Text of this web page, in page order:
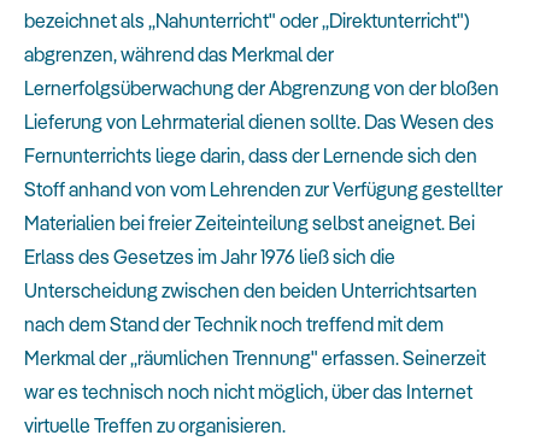
bezeichnet als „Nahunterricht" oder „Direktunterricht")
abgrenzen, während das Merkmal der
Lernerfolgsüberwachung der Abgrenzung von der bloßen
Lieferung von Lehrmaterial dienen sollte. Das Wesen des
Fernunterrichts liege darin, dass der Lernende sich den
Stoff anhand von vom Lehrenden zur Verfügung gestellter
Materialien bei freier Zeiteinteilung selbst aneignet. Bei
Erlass des Gesetzes im Jahr 1976 ließ sich die
Unterscheidung zwischen den beiden Unterrichtsarten
nach dem Stand der Technik noch treffend mit dem
Merkmal der „räumlichen Trennung" erfassen. Seinerzeit
war es technisch noch nicht möglich, über das Internet
virtuelle Treffen zu organisieren.